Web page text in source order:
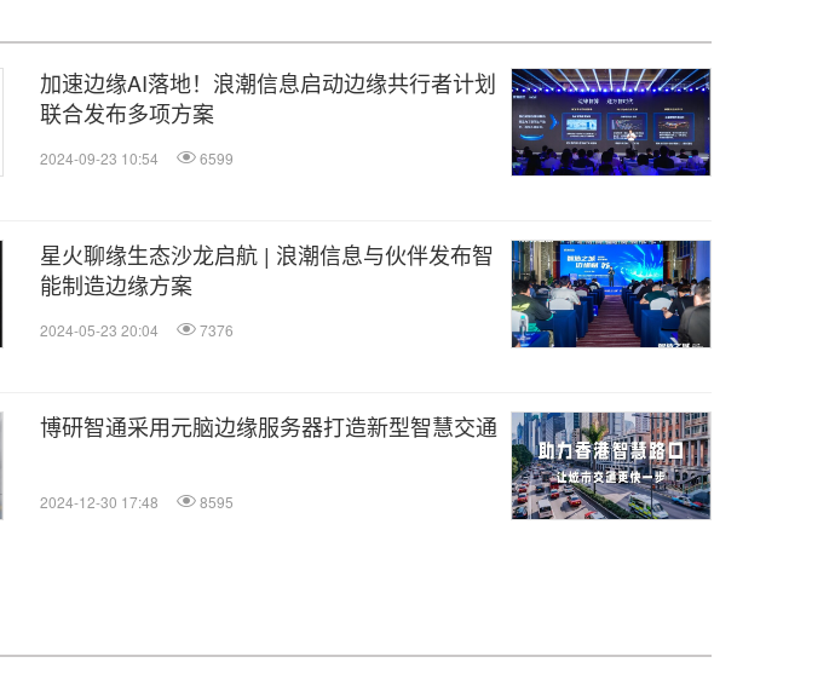
加速边缘AI落地！浪潮信息启动边缘共行者计划
联合发布多项方案
2024-09-23 10:54 6599
星火聊缘生态沙龙启航 | 浪潮信息与伙伴发布智
能制造边缘方案
2024-05-23 20:04 7376
博研智通采用元脑边缘服务器打造新型智慧交通
2024-12-30 17:48 8595